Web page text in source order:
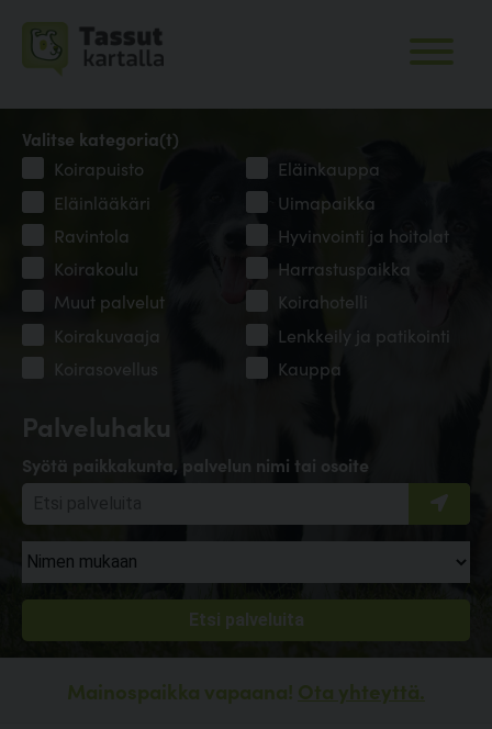
Palveluhaku
Syötä paikkakunta, palvelun nimi tai osoite
Valitse kategoria(t)
Koirapuisto
Eläinkauppa
Eläinlääkäri
Uimapaikka
Ravintola
Hyvinvointi ja hoitolat
Koirakoulu
Harrastuspaikka
Muut palvelut
Koirahotelli
Koirakuvaaja
Lenkkeily ja patikointi
Koirasovellus
Kauppa
Mainospaikka vapaana! Ota yhteyttä.